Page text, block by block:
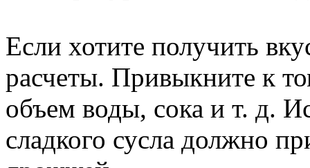
Если хотите получить
расчеты. Привыкните к
объем воды, сока и т. д.
сладкого сусла должно